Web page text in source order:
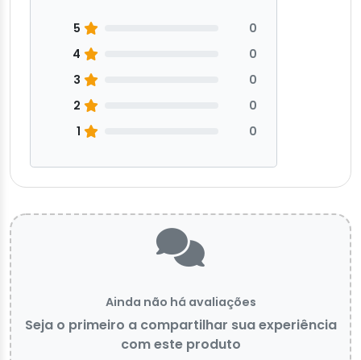
5
0
4
0
3
0
2
0
1
0
Ainda não há avaliações
Seja o primeiro a compartilhar sua experiência
com este produto